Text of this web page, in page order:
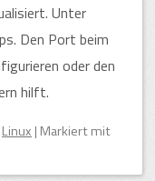
Unter
Den Port beim
oder den
hilft.
Linux | Markiert mit